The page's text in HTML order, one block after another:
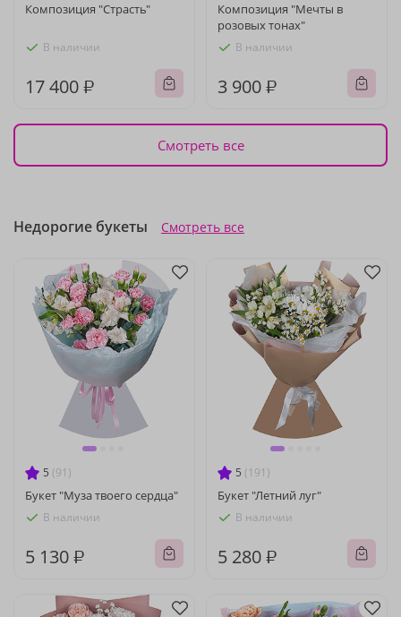
Композиция "Страсть"
В наличии
17 400 ₽
Композиция "Мечты в
розовых тонах"
В наличии
3 900 ₽
Смотреть все
Недорогие букеты Смотреть все
5 (91)
Букет "Муза твоего сердца"
В наличии
5 130 ₽
5 (191)
Букет "Летний луг"
В наличии
5 280 ₽